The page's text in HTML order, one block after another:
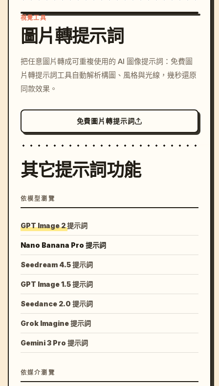
c, cyberpunk sunset, neon
colors, 8k --v 6.0
視覺工具
圖片轉提示詞
把任意圖片轉成可重複使用的 AI 圖像提示詞：免費圖
片轉提示詞工具自動解析構圖、風格與光線，幾秒還原
同款效果。
免費圖片轉提示詞
其它提示詞功能
依模型瀏覽
GPT Image 2 提示詞
Nano Banana Pro 提示詞
Seedream 4.5 提示詞
GPT Image 1.5 提示詞
Seedance 2.0 提示詞
Grok Imagine 提示詞
Gemini 3 Pro 提示詞
依媒介瀏覽